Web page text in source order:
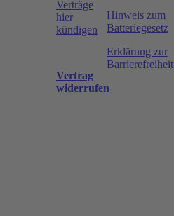
Verträge
hier
kündigen
Vertrag
widerrufen
Hinweis zum
Batteriegesetz
Erklärung zur
Barrierefreiheit